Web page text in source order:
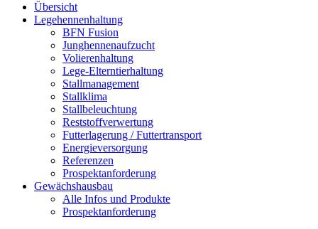
Übersicht
Legehennenhaltung
BFN Fusion
Junghennenaufzucht
Volierenhaltung
Lege-Elterntierhaltung
Stallmanagement
Stallklima
Stallbeleuchtung
Reststoffverwertung
Futterlagerung / Futtertransport
Energieversorgung
Referenzen
Prospektanforderung
Gewächshausbau
Alle Infos und Produkte
Prospektanforderung